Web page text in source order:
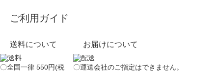
ご利用ガイド
送料について
〇全国一律 550円(税
お届けについて
〇運送会社のご指定はできません。